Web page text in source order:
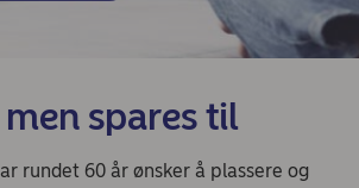
spares til
rundet 60 år ønsker å plassere og